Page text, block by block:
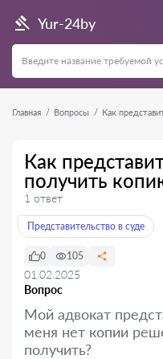
Yur-24by
Главная Вопросы Как
Как
получить
1 ответ
Представительство в суде
Вопрос
0 105
01.02.2025
Мой адвокат
меня нет копии
получить?